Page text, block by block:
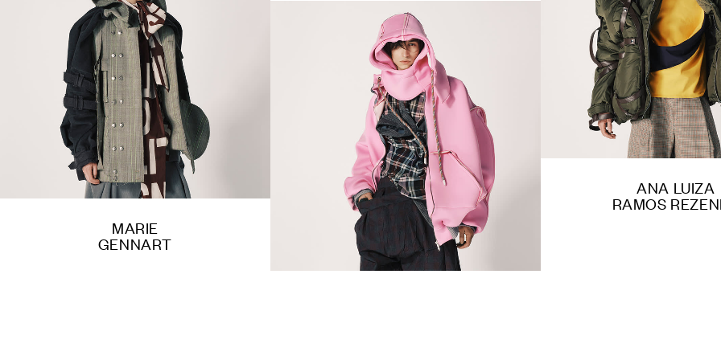
MARIE
GENNART
ANA LUIZA
RAMOS